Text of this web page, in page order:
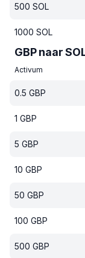
500 SOL
1000 SOL
GBP naar
Activum
0.5 GBP
1 GBP
5 GBP
10 GBP
50 GBP
100 GBP
500 GBP